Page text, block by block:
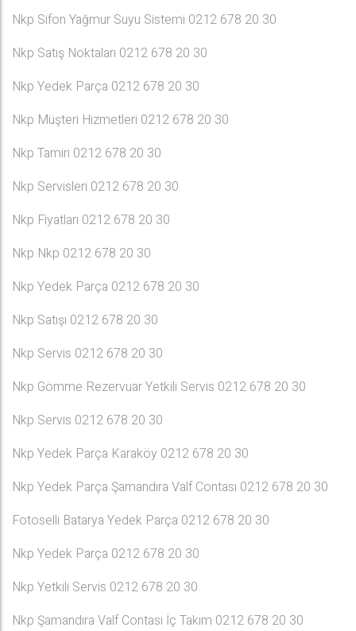
Nkp Sifon Yağmur Suyu Sistemi 0212 678 20 30
Nkp Satış Noktaları 0212 678 20 30
Nkp Yedek Parça 0212 678 20 30
Nkp Müşteri Hizmetleri 0212 678 20 30
Nkp Tamiri 0212 678 20 30
Nkp Servisleri 0212 678 20 30
Nkp Fiyatları 0212 678 20 30
Nkp Nkp 0212 678 20 30
Nkp Yedek Parça 0212 678 20 30
Nkp Satışı 0212 678 20 30
Nkp Servis 0212 678 20 30
Nkp Gömme Rezervuar Yetkili Servis 0212 678 20 30
Nkp Servis 0212 678 20 30
Nkp Yedek Parça Karaköy 0212 678 20 30
Nkp Yedek Parça Şamandıra Valf Contası 0212 678 20 30
Fotoselli Batarya Yedek Parça 0212 678 20 30
Nkp Yedek Parça 0212 678 20 30
Nkp Yetkili Servis 0212 678 20 30
Nkp Şamandıra Valf Contası İç Takım 0212 678 20 30